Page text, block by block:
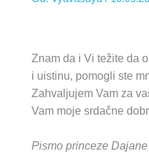
Znam da i Vi težite da
i uistinu, pomogli ste
Zahvaljujem Vam za
Vam moje srdačne
Pismo princeze